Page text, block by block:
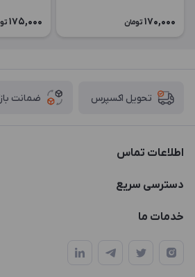
170,000 تومان 175,000
تحویل اکسپرس ضمانت
اطلاعات تماس
021-88846810-1
طبقه3
دسترسی سریع
حساب کاربری
لیست محصولات
خدمات ما